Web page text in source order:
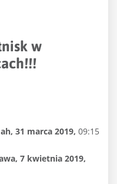
w
31 marca 2019, 09:15
7 kwietnia 2019,